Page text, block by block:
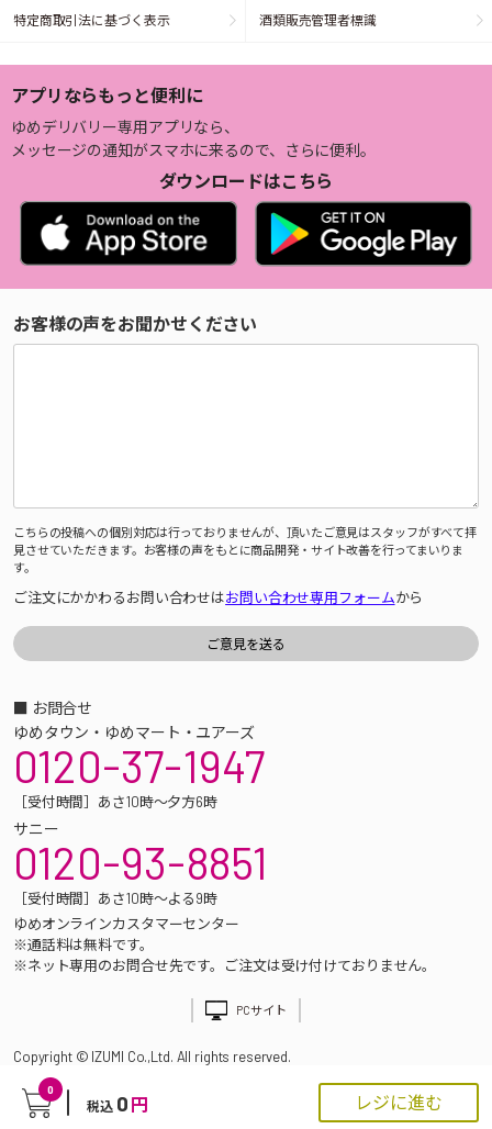
0
税込 0 円 レジに進む
特定商取引法に基づく表示 酒類販売管理者標識
アプリならもっと便利に
ゆめデリバリー専用アプリなら、
メッセージの通知がスマホに来るので、さらに便利。
ダウンロードはこちら
お客様の声をお聞かせください
こちらの投稿への個別対応は行っておりませんが、頂いたご意見はスタッフがすべて拝
見させていただきます。お客様の声をもとに商品開発・サイト改善を行ってまいりま
す。
ご注文にかかわるお問い合わせはお問い合わせ専用フォームから
■ お問合せ
ゆめタウン・ゆめマート・ユアーズ
0120-37-1947
［受付時間］あさ10時～夕方6時
サニー
0120-93-8851
［受付時間］あさ10時～よる9時
ゆめオンラインカスタマーセンター
※通話料は無料です。
※ネット専用のお問合せ先です。ご注文は受け付けておりません。
PCサイト
Copyright © IZUMI Co.,Ltd. All rights reserved.